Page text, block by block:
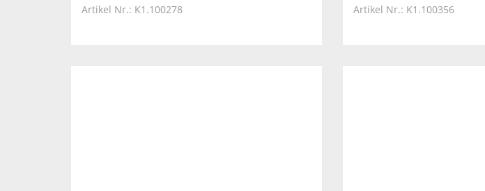
Artikel Nr.: K1.100278 Artikel Nr.: K1.100356